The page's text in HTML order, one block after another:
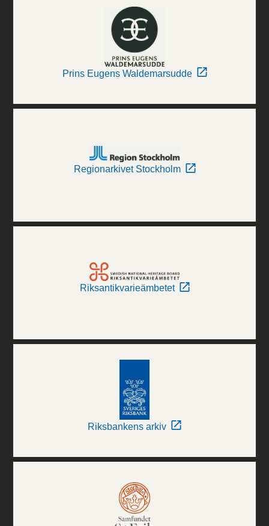
Prins Eugens Waldemarsudde
Regionarkivet Stockholm
Riksantikvarieämbetet
Riksbankens arkiv